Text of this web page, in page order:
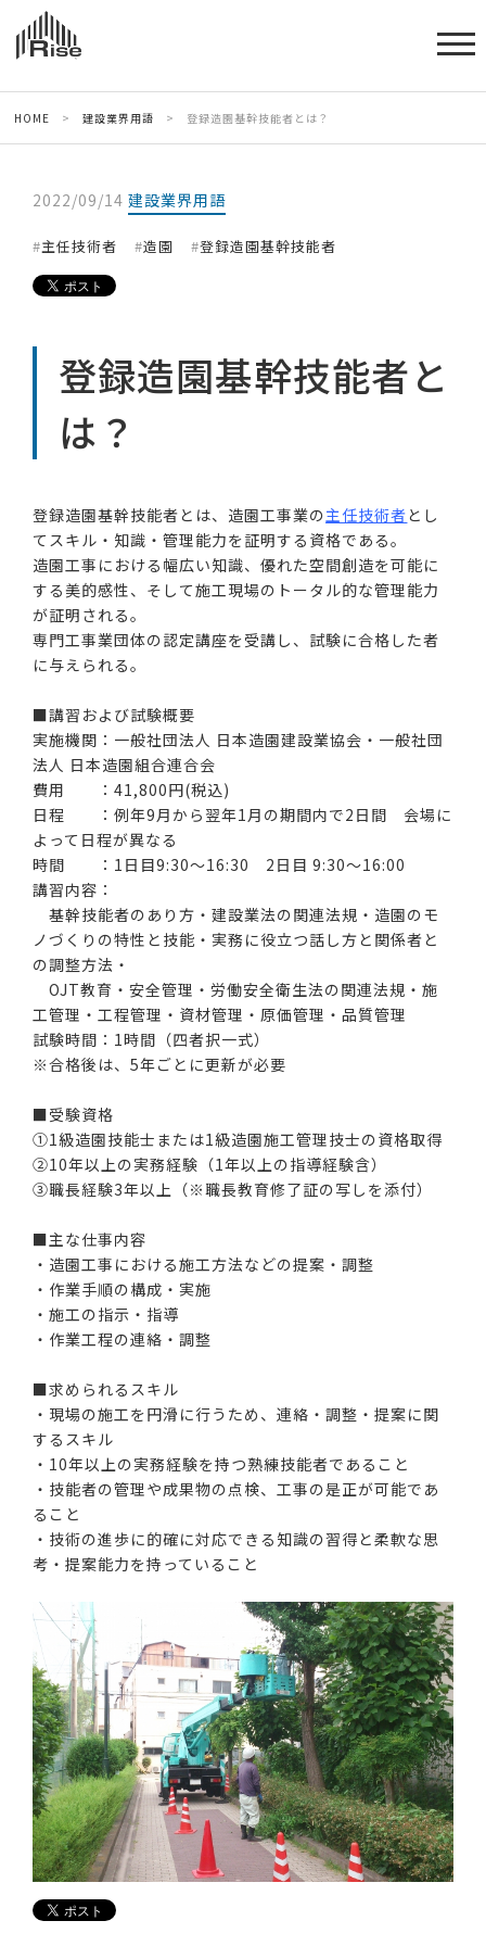
HOME > 建設業界用語 > 登録造園基幹技能者とは？
2022/09/14 建設業界用語
主任技術者 造園 登録造園基幹技能者
登録造園基幹技能者と
は？
登録造園基幹技能者とは、造園工事業の主任技術者とし
てスキル・知識・管理能力を証明する資格である。
造園工事における幅広い知識、優れた空間創造を可能に
する美的感性、そして施工現場のトータル的な管理能力
が証明される。
専門工事業団体の認定講座を受講し、試験に合格した者
に与えられる。
■講習および試験概要
実施機関：一般社団法人 日本造園建設業協会・一般社団
法人 日本造園組合連合会
費用 ：41,800円(税込)
日程 ：例年9月から翌年1月の期間内で2日間 会場に
よって日程が異なる
時間 ：1日目9:30～16:30 2日目 9:30～16:00
講習内容：
基幹技能者のあり方・建設業法の関連法規・造園のモ
ノづくりの特性と技能・実務に役立つ話し方と関係者と
の調整方法・
OJT教育・安全管理・労働安全衛生法の関連法規・施
工管理・工程管理・資材管理・原価管理・品質管理
試験時間：1時間（四者択一式）
※合格後は、5年ごとに更新が必要
■受験資格
①1級造園技能士または1級造園施工管理技士の資格取得
②10年以上の実務経験（1年以上の指導経験含）
③職長経験3年以上（※職長教育修了証の写しを添付）
■主な仕事内容
・造園工事における施工方法などの提案・調整
・作業手順の構成・実施
・施工の指示・指導
・作業工程の連絡・調整
■求められるスキル
・現場の施工を円滑に行うため、連絡・調整・提案に関
するスキル
・10年以上の実務経験を持つ熟練技能者であること
・技能者の管理や成果物の点検、工事の是正が可能であ
ること
・技術の進歩に的確に対応できる知識の習得と柔軟な思
考・提案能力を持っていること